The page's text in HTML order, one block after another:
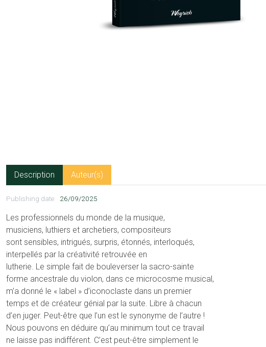
Description Auteur(s)
Publishing date 26/09/2025
Les professionnels du monde de la musique,
musiciens, luthiers et archetiers, compositeurs
sont sensibles, intrigués, surpris, étonnés, interloqués,
interpellés par la créativité retrouvée en
lutherie. Le simple fait de bouleverser la sacro-sainte
forme ancestrale du violon, dans ce microcosme musical,
m’a donné le « label » d’iconoclaste dans un premier
temps et de créateur génial par la suite. Libre à chacun
d’en juger. Peut-être que l’un est le synonyme de l’autre !
Nous pouvons en déduire qu’au minimum tout ce travail
ne laisse pas indifférent. C’est peut-être simplement le